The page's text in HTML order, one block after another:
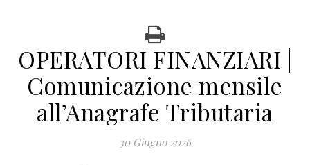
OPERATORI FINANZIARI |
Comunicazione mensile
all’Anagrafe Tributaria
30 Giugno 2026